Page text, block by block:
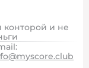
конторой и не